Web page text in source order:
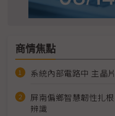
商情焦點
系統內部電路中 主晶
屏南偏鄉智慧韌性扎
辨識